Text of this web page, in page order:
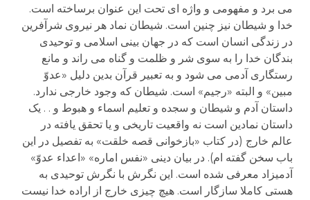
می برد و مفهومی و واژه ای تحت این عنوان برساخته است.
خدا و شیطان نیز چنین است. شیطان نماد هر نیروی شرآفرین
در زندگی انسان است که در جهان بینی اسلامی و توحیدی
بندگان خدا را به سوی شر و ظلمت و گناه می راند و مانع
رستگاری آدمی می شود و به تعبیر قرآن بدین دلیل «عدوّ
مبین» و البته «رجیم» است. شیطان که وجود خارجی ندارد.
داستان آدم و شیطان و سجده و تعلیم اسماء و هبوط و . . یک
داستان نمادین است نه واقعیت تاریخی و یا تحقق یافته در
عالم خارج (در کتاب «بازخوانی قصه خلقت» به تفصیل در این
باب سخن گفته ام). در بیان دینی «نفس اماره» «اعداء عدوّ»
آدمیزاد معرفی شده است. این نگرش با نگرش توحیدی به
هستی کاملا سازگار است. هیچ چیزی خارج از اراده خدا نیست